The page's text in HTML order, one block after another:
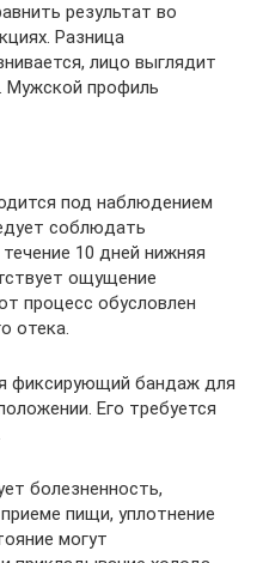
результат во
Разница
лицо выглядит
Мужской профиль
под наблюдением
соблюдать
10 дней нижняя
ощущение
процесс обусловлен
отека.
фиксирующий бандаж для
Его требуется
болезненность,
пищи, уплотнение
могут